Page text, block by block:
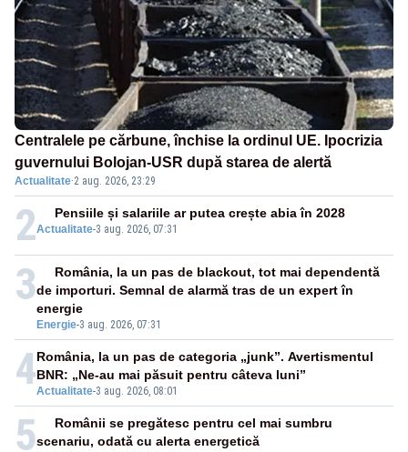
Centralele pe cărbune, închise la ordinul UE. Ipocrizia
guvernului Bolojan-USR după starea de alertă
Actualitate·2 aug. 2026, 23:29
2Actualitate-3 aug. 2026, 07:31
Pensiile și salariile ar putea crește abia în 2028
3
Energie-3 aug. 2026, 07:31
România, la un pas de blackout, tot mai dependentă
de importuri. Semnal de alarmă tras de un expert în
energie
4Actualitate-3 aug. 2026, 08:01
România, la un pas de categoria „junk”. Avertismentul
BNR: „Ne-au mai păsuit pentru câteva luni”
5
Românii se pregătesc pentru cel mai sumbru
scenariu, odată cu alerta energetică